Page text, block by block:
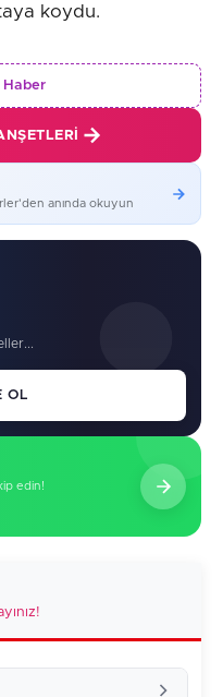
koydu.
Haber
anında okuyun
OL
edin!